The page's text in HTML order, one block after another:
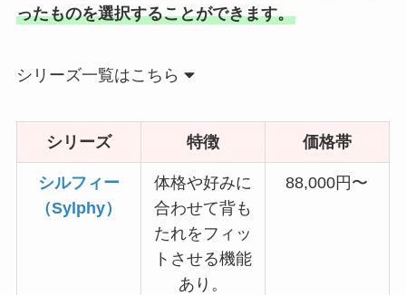
ったものを選択することができます。
シリーズ一覧はこちら
シリーズ 特徴 価格帯
シルフィー
（Sylphy）
体格や好みに
合わせて背も
たれをフィッ
トさせる機能
あり。
88,000円〜